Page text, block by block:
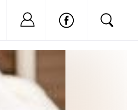
Nu ai cont?